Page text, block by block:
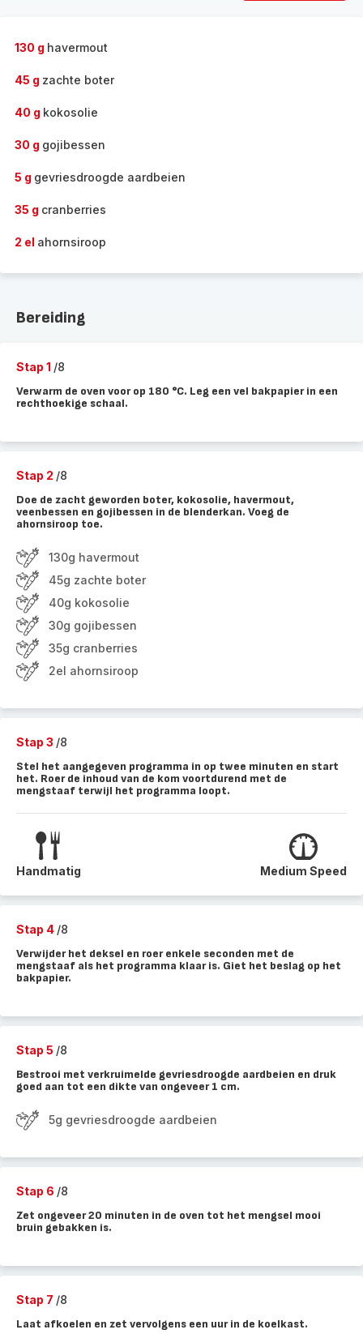
130 g havermout
45 g zachte boter
40 g kokosolie
30 g gojibessen
5 g gevriesdroogde aardbeien
35 g cranberries
2 el ahornsiroop
Bereiding
Stap 1 /8
Verwarm de oven voor op 180 °C. Leg een vel bakpapier in een
rechthoekige schaal.
Stap 2 /8
Doe de zacht geworden boter, kokosolie, havermout,
veenbessen en gojibessen in de blenderkan. Voeg de
ahornsiroop toe.
130g havermout
45g zachte boter
40g kokosolie
30g gojibessen
35g cranberries
2el ahornsiroop
Stap 3 /8
Stel het aangegeven programma in op twee minuten en start
het. Roer de inhoud van de kom voortdurend met de
mengstaaf terwijl het programma loopt.
Handmatig Medium Speed
Stap 4 /8
Verwijder het deksel en roer enkele seconden met de
mengstaaf als het programma klaar is. Giet het beslag op het
bakpapier.
Stap 5 /8
Bestrooi met verkruimelde gevriesdroogde aardbeien en druk
goed aan tot een dikte van ongeveer 1 cm.
5g gevriesdroogde aardbeien
Stap 6 /8
Zet ongeveer 20 minuten in de oven tot het mengsel mooi
bruin gebakken is.
Stap 7 /8
Laat afkoelen en zet vervolgens een uur in de koelkast.